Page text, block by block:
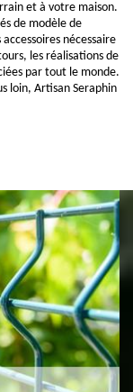
et à votre maison.
de modèle de
nécessaire
les réalisations de
par tout le monde.
loin, Artisan Seraphin